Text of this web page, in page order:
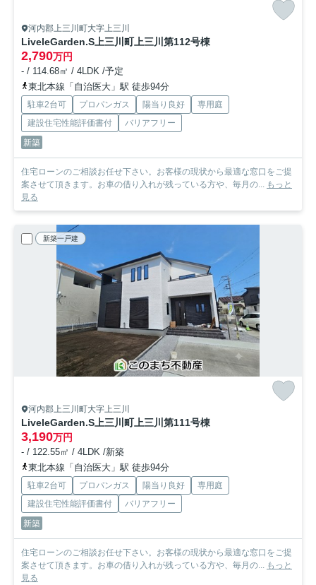
河内郡上三川町大字上三川
LiveleGarden.S上三川町上三川第112号棟
2,790万円
- / 114.68㎡ / 4LDK /予定
東北本線「自治医大」駅 徒歩94分
駐車2台可 プロパンガス 陽当り良好
専用庭
建設住宅性能評価書付
バリアフリー
新築
住宅ローンのご相談お任せ下さい。お客様の現状から最適な窓口をご提
案させて頂きます。お車の借り入れが残っている方や、毎月の... もっと
見る
新築一戸建
河内郡上三川町大字上三川
LiveleGarden.S上三川町上三川第111号棟
3,190万円
- / 122.55㎡ / 4LDK /新築
東北本線「自治医大」駅 徒歩94分
駐車2台可 プロパンガス 陽当り良好
専用庭
建設住宅性能評価書付
バリアフリー
新築
住宅ローンのご相談お任せ下さい。お客様の現状から最適な窓口をご提
案させて頂きます。お車の借り入れが残っている方や、毎月の... もっと
見る